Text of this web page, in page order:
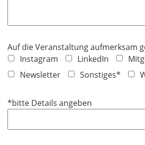
Auf die Veranstaltung aufmerksam
Instagram
LinkedIn
Newsletter
Sonstiges*
*bitte Details angeben